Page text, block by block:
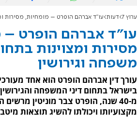
ערוץ 7 דעות עו"ד אברהם הופרט – מומחיות, מסירות ומצוינות
עו"ד אברהם הופרט –
מסירות ומצוינות
משפחה וגירושין
עורך דין אברהם הופרט הוא אחד
בישראל בתחום דיני המשפחה
מ-40 שנה, הופרט צבר מוניטין
מקצועיותו ויכולתו להשיג תוצאות